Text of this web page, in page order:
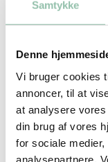
Samtykke
Denne
Vi bruger cookies
annoncer, til at
at analysere
din brug af vores
for sociale
analysepartnere.
Arbejdslivet er
ikke et
Når lederens
Den
Da teamet fik
Recent